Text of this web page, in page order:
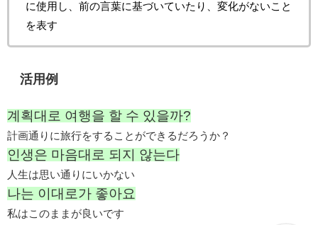
に使用し、前の言葉に基づいていたり、変化がないこと
を表す
活用例
계획대로 여행을 할 수 있을까?
計画通りに旅行をすることができるだろうか？
인생은 마음대로 되지 않는다
人生は思い通りにいかない
나는 이대로가 좋아요
私はこのままが良いです